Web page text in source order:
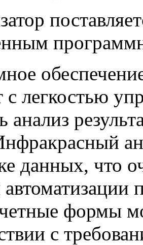
с легкостью
анализ
данных, что
формы
с